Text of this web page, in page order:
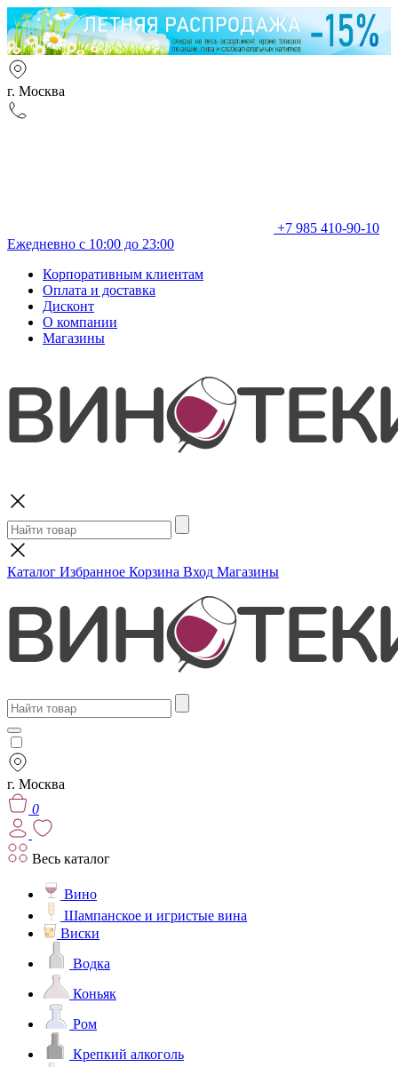
г. Москва
+7 985 410-90-10
Ежедневно с 10:00 до 23:00
Корпоративным клиентам
Оплата и доставка
Дисконт
О компании
Магазины
Каталог Избранное Корзина Вход Магазины
г. Москва
0
Весь каталог
Вино
Шампанское и игристые вина
Виски
Водка
Коньяк
Ром
Крепкий алкоголь